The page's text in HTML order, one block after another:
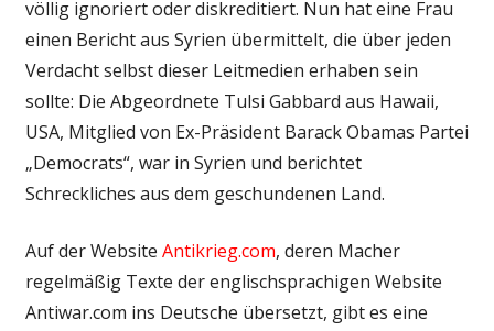
völlig ignoriert oder diskreditiert. Nun hat eine Frau
einen Bericht aus Syrien übermittelt, die über jeden
Verdacht selbst dieser Leitmedien erhaben sein
sollte: Die Abgeordnete Tulsi Gabbard aus Hawaii,
USA, Mitglied von Ex-Präsident Barack Obamas Partei
„Democrats“, war in Syrien und berichtet
Schreckliches aus dem geschundenen Land.
Auf der Website Antikrieg.com, deren Macher
regelmäßig Texte der englischsprachigen Website
Antiwar.com ins Deutsche übersetzt, gibt es eine